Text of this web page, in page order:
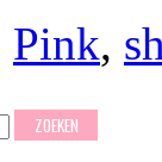
Pink,